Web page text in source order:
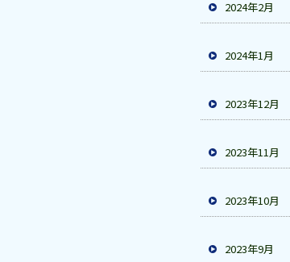
2024年2月
2024年1月
2023年12月
2023年11月
2023年10月
2023年9月